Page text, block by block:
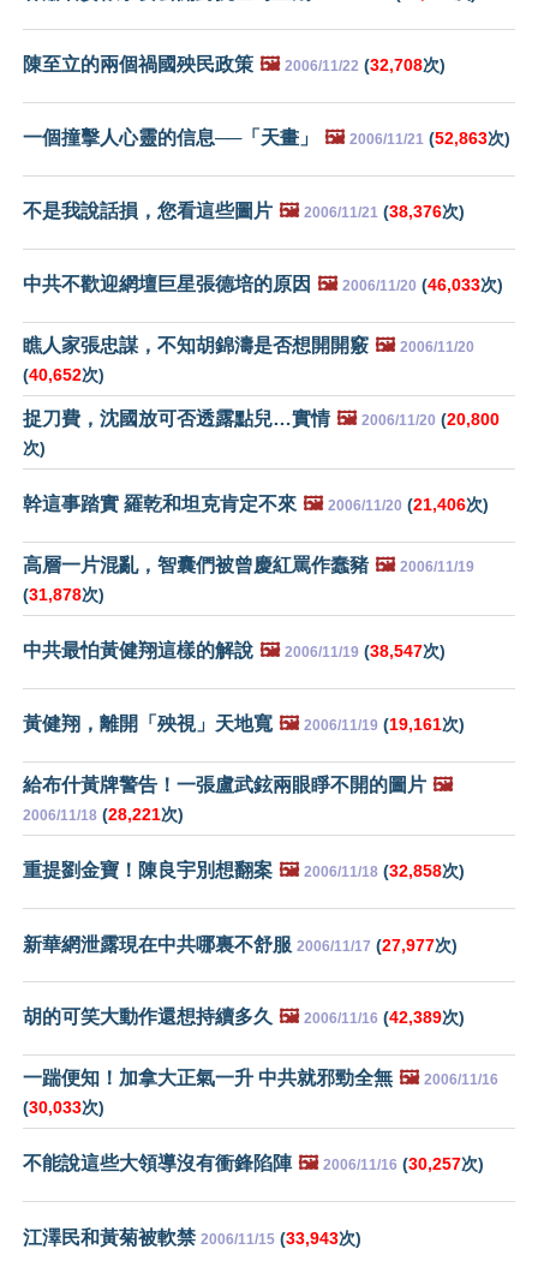
陳至立的兩個禍國殃民政策 🖼️ 2006/11/22 (32,708次)
一個撞擊人心靈的信息──「天畫」 🖼️ 2006/11/21 (52,863次)
不是我說話損，您看這些圖片 🖼️ 2006/11/21 (38,376次)
中共不歡迎網壇巨星張德培的原因 🖼️ 2006/11/20 (46,033次)
瞧人家張忠謀，不知胡錦濤是否想開開竅 🖼️ 2006/11/20
(40,652次)
捉刀費，沈國放可否透露點兒…實情 🖼️ 2006/11/20 (20,800
次)
幹這事踏實 羅乾和坦克肯定不來 🖼️ 2006/11/20 (21,406次)
高層一片混亂，智囊們被曾慶紅罵作蠢豬 🖼️ 2006/11/19
(31,878次)
中共最怕黃健翔這樣的解說 🖼️ 2006/11/19 (38,547次)
黃健翔，離開「殃視」天地寬 🖼️ 2006/11/19 (19,161次)
給布什黃牌警告！一張盧武鉉兩眼睜不開的圖片 🖼️
2006/11/18 (28,221次)
重提劉金寶！陳良宇別想翻案 🖼️ 2006/11/18 (32,858次)
新華網泄露現在中共哪裏不舒服 2006/11/17 (27,977次)
胡的可笑大動作還想持續多久 🖼️ 2006/11/16 (42,389次)
一踹便知！加拿大正氣一升 中共就邪勁全無 🖼️ 2006/11/16
(30,033次)
不能說這些大領導沒有衝鋒陷陣 🖼️ 2006/11/16 (30,257次)
江澤民和黃菊被軟禁 2006/11/15 (33,943次)